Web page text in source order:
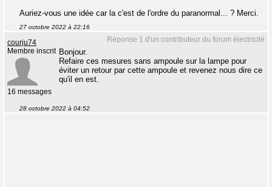
Auriez-vous une idée car la c'est de l'ordre du paranormal... ? Merci.
27 octobre 2022 à 22:16
Réponse 1 d'un contributeur du forum électricité
courju74
Membre inscrit
16 messages
Bonjour.
Refaire ces mesures sans ampoule sur la lampe pour
éviter un retour par cette ampoule et revenez nous dire ce
qu'il en est.
28 octobre 2022 à 04:52